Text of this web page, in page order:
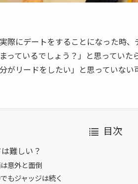
際にデートをすることになった時
っているでしょう？」と思ってい
がリードをしたい」と思っていない
目次
難しい？
意外と面倒
もジャッジは続く